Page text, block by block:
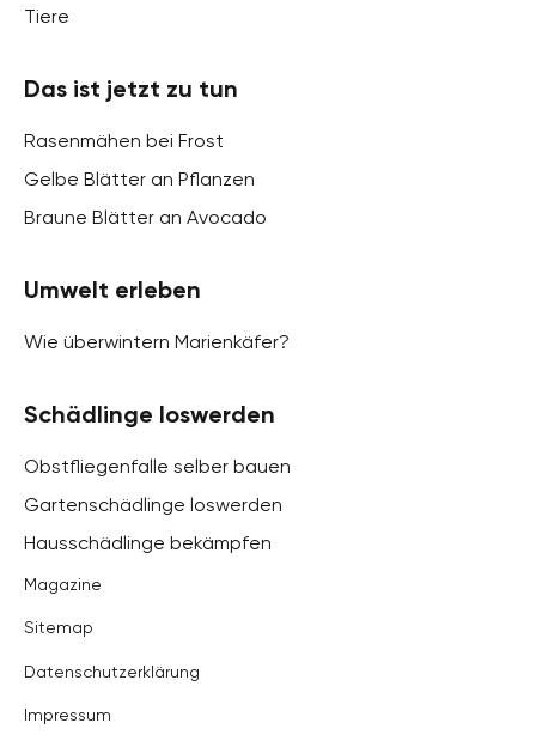
Tiere
Das ist jetzt zu tun
Rasenmähen bei Frost
Gelbe Blätter an Pflanzen
Braune Blätter an Avocado
Umwelt erleben
Wie überwintern Marienkäfer?
Schädlinge loswerden
Obstfliegenfalle selber bauen
Gartenschädlinge loswerden
Hausschädlinge bekämpfen
Magazine
Sitemap
Datenschutzerklärung
Impressum